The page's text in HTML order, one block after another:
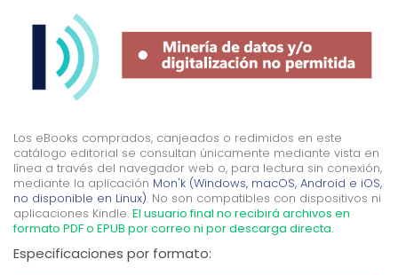
Los eBooks comprados, canjeados o redimidos en este
catálogo editorial se consultan únicamente mediante vista en
línea a través del navegador web o, para lectura sin conexión,
mediante la aplicación Mon'k (Windows, macOS, Android e iOS,
no disponible en Linux). No son compatibles con dispositivos ni
aplicaciones Kindle. El usuario final no recibirá archivos en
formato PDF o EPUB por correo ni por descarga directa.
Especificaciones por formato: